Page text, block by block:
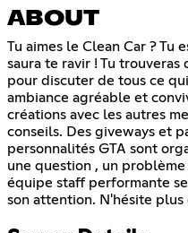
ABOUT
Tu aimes le Clean Car ? Tu
saura te ravir ! Tu trouveras
pour discuter de tous ce
ambiance agréable et
créations avec les autres
conseils. Des giveways et
personnalités GTA sont
une question , un
équipe staff performante
son attention. N'hésite plus